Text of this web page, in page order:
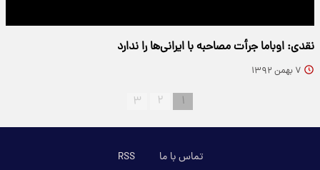
نقدی: اوباما جرأت مصاحبه با ایرانی‌ها را ندارد
۷ بهمن ۱۳۹۲
۱ ۲ ۳
تماس با ما RSS